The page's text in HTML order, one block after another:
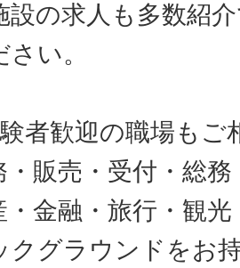
設の求人も多数紹
い。
者歓迎の職場もご
・販売・受付・総
・金融・旅行・観
クグラウンドをお